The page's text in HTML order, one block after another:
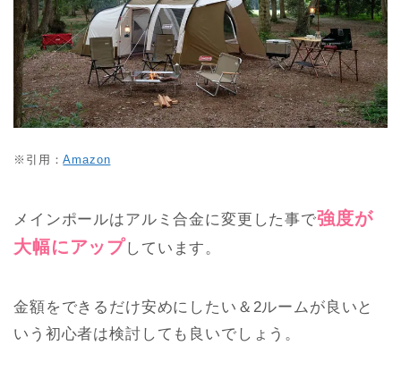
※引用：Amazon
メインポールはアルミ合金に変更した事で強度が
大幅にアップしています。
金額をできるだけ安めにしたい＆2ルームが良いと
いう初心者は検討しても良いでしょう。